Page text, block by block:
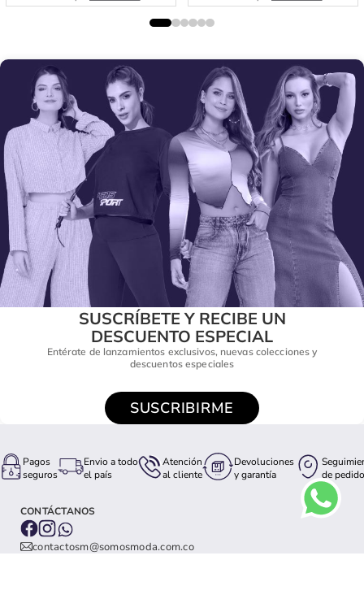
SUSCRÍBETE Y RECIBE UN
DESCUENTO ESPECIAL
Entérate de lanzamientos exclusivos, nuevas colecciones y
descuentos especiales
SUSCRIBIRME
Pagos
seguros
Envio a todo
el país
Atención
al cliente
Devoluciones
y garantía
de pedido
CONTÁCTANOS
contactosm@somosmoda.com.co